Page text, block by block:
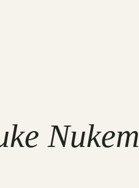
Nukem